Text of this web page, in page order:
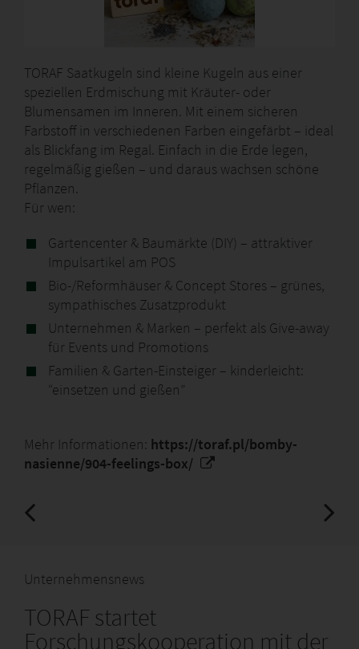
TORAF Saatkugeln sind kleine Kugeln aus einer
speziellen Erdmischung mit Kräuter- oder
Blumensamen im Inneren. Mit einem sicheren
Farbstoff in verschiedenen Farben eingefärbt – ideal
als Blickfang im Regal. Einfach in die Erde legen,
regelmäßig gießen – und daraus wachsen schöne
Pflanzen.
Für wen:
Gartencenter & Baumärkte (DIY) – attraktiver
Impulsartikel am POS
Bio-/Reformhäuser & Concept Stores – grünes,
sympathisches Zusatzprodukt
Unternehmen & Marken – perfekt als Give-away
für Events und Promotions
Familien & Garten-Einsteiger – kinderleicht:
“einsetzen und gießen”
Mehr Informationen: https://toraf.pl/bomby-
nasienne/904-feelings-box/
Unternehmensnews
TORAF startet
Forschungskooperation mit der